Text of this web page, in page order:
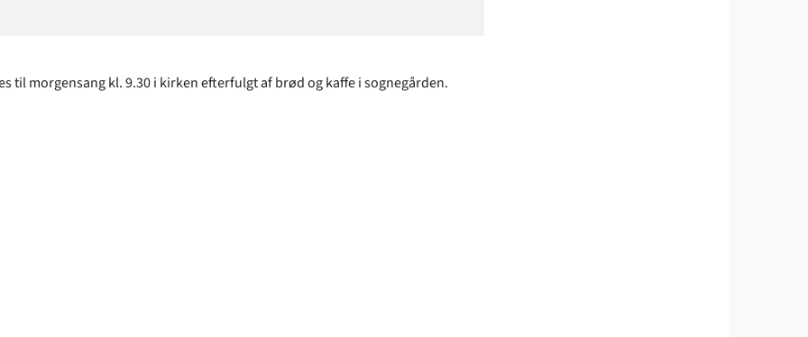
til morgensang kl. 9.30 i kirken efterfulgt af brød og kaffe i sognegården.